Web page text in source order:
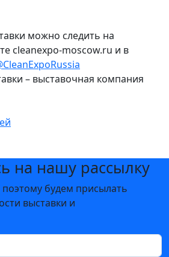
можно следить на
cleanexpo-moscow.ru и в
– выставочная компания
на нашу рассылку
будем присылать
выставки и